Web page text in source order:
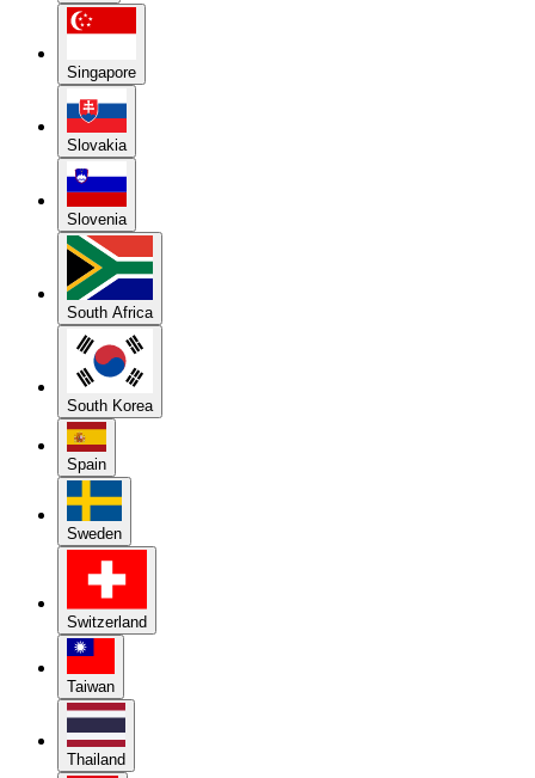
Singapore
Slovakia
Slovenia
South Africa
South Korea
Spain
Sweden
Switzerland
Taiwan
Thailand